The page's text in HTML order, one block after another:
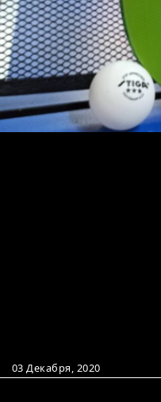
03 Декабря, 2020